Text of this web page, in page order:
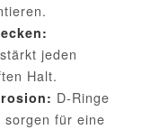
jeden
Halt.
D-Ringe
sorgen für eine